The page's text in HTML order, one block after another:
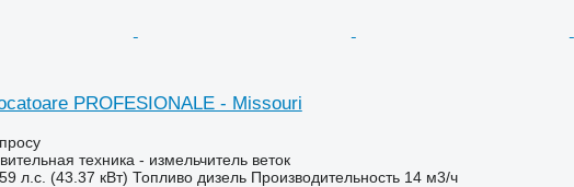
PROFESIONALE - Missouri
техника - измельчитель веток
59 л.с. (43.37 кВт) Топливо дизель Производительность 14 м3/ч